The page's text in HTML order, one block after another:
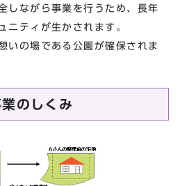
しながら事業を行うため、長年
ニティが生かされます。
いの場である公園が確保されま
のしくみ